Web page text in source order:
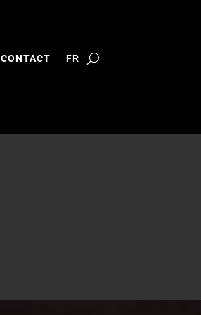
CONTACT FR